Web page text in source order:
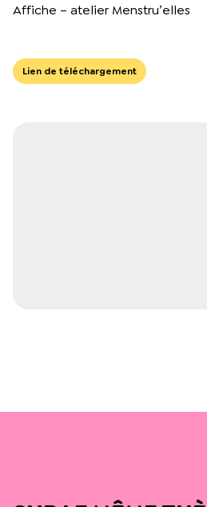
Affiche – atelier Menstru’elles
Lien de téléchargement